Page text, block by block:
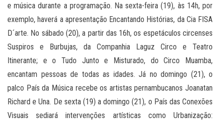
e música durante a programação. Na sexta-feira (19), às 14h, por
exemplo, haverá a apresentação Encantando Histórias, da Cia FISA
D´arte. No sábado (20), a partir das 16h, os espetáculos circenses
Suspiros e Burbujas, da Companhia Laguz Circo e Teatro
Itinerante; e o Tudo Junto e Misturado, do Circo Muamba,
encantam pessoas de todas as idades. Já no domingo (21), o
palco País da Música recebe os artistas pernambucanos Joanatan
Richard e Una. De sexta (19) a domingo (21), o País das Conexões
Visuais sediará intervenções artísticas como Urbanização: